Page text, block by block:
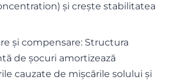
și crește stabilitatea
și compensare: Structura
de șocuri amortizează
cauzate de mișcările solului și